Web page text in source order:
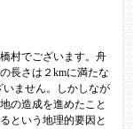
村でございます。舟
長さは２kmに満たな
いません。しかしなが
の造成を進めたこと
という地理的要因と